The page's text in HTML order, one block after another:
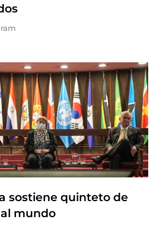
sostiene quinteto de
mundo